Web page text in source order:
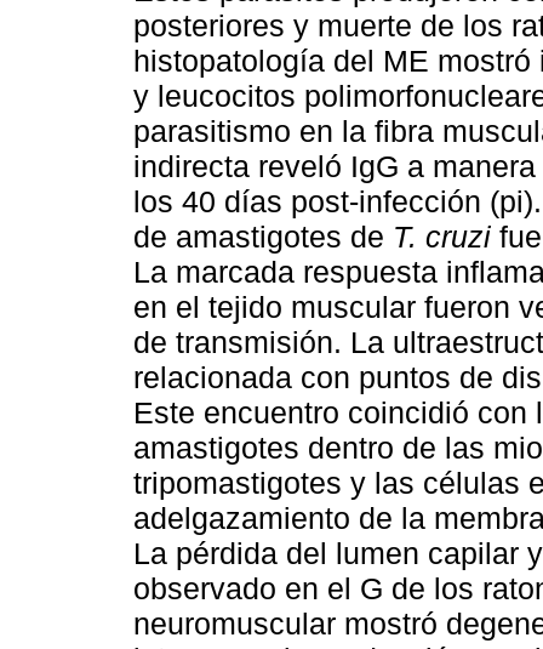
posteriores y muerte de los
histopatología del ME
y leucocitos
parasitismo en la fibra
indirecta reveló IgG a
los 40 días post-infección
de amastigotes de T. cruzi
La marcada respuesta
en el tejido muscular fueron
de transmisión. La
relacionada con puntos de
Este encuentro coincidió con
amastigotes dentro de las
tripomastigotes y las células
adelgazamiento de la
La pérdida del lumen capilar
observado en el G de los
neuromuscular mostró